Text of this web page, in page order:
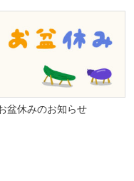
盆休みのお知らせ